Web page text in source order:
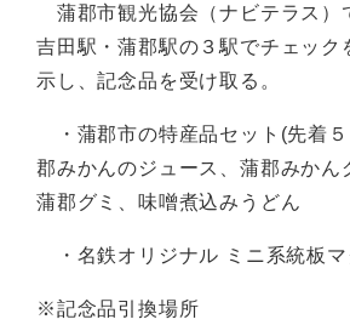
蒲郡市観光協会（ナビテラス）
吉田駅・蒲郡駅の３駅でチェック
示し、記念品を受け取る。
・蒲郡市の特産品セット(先着
郡みかんのジュース、蒲郡みかん
蒲郡グミ、味噌煮込みうどん
・名鉄オリジナル ミニ系統板マ
※記念品引換場所